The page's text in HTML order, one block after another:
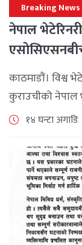
Breaking News
नेपाल
समझदारी
काठमाडौं। विश्व
कुराउचीको नेपाल
एसोसिएसनले
जनाएको छ।
१४ घन्टा अगाडि